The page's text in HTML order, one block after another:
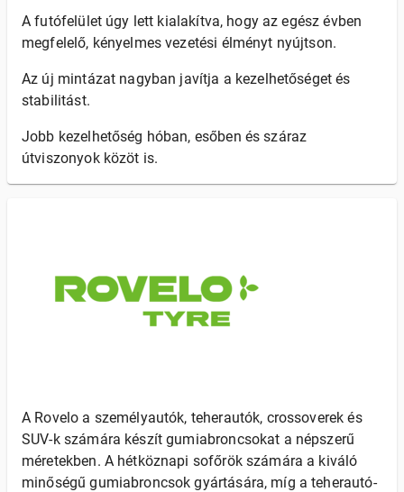
A futófelület úgy lett kialakítva, hogy az egész évben
megfelelő, kényelmes vezetési élményt nyújtson.
Az új mintázat nagyban javítja a kezelhetőséget és
stabilitást.
Jobb kezelhetőség hóban, esőben és száraz
útviszonyok közöt is.
A Rovelo a személyautók, teherautók, crossoverek és
SUV-k számára készít gumiabroncsokat a népszerű
méretekben. A hétköznapi sofőrök számára a kiváló
minőségű gumiabroncsok gyártására, míg a teherautó-